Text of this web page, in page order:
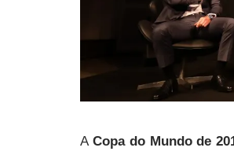
A Copa do Mundo de